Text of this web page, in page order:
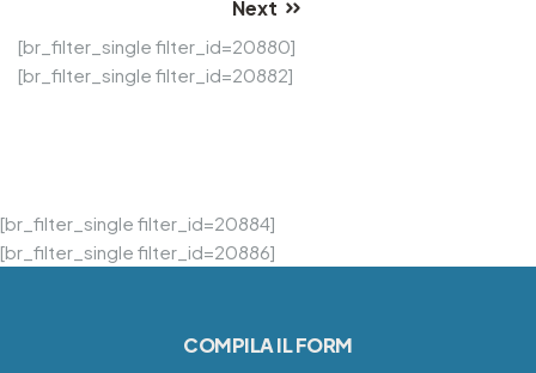
Next
[br_filter_single filter_id=20880]
[br_filter_single filter_id=20882]
[br_filter_single filter_id=20884]
[br_filter_single filter_id=20886]
COMPILA IL FORM